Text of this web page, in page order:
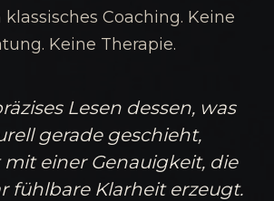
Coaching. Keine
Keine Therapie.
Lesen dessen, was
gerade geschieht,
einer Genauigkeit, die
fühlbare Klarheit erzeugt.